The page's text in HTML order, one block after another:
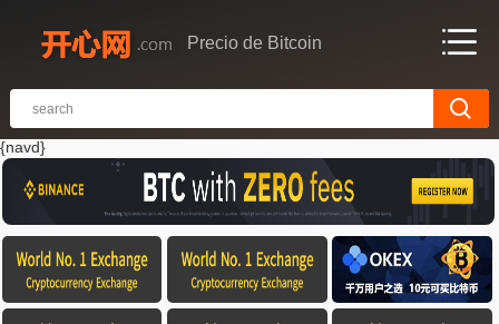
Precio de Bitcoin
{navd}